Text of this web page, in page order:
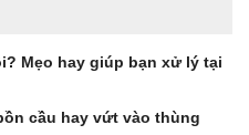
Mẹo hay giúp bạn xử lý tại
cầu hay vứt vào thùng